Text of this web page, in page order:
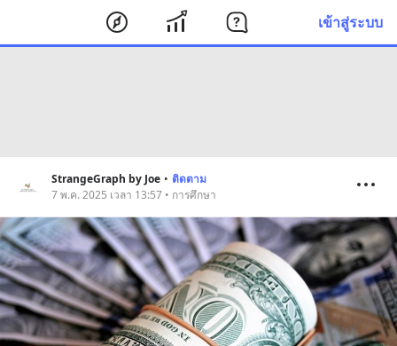
เข้าสู่ระบบ
StrangeGraph by Joe • ติดตาม
7 พ.ค. 2025 เวลา 13:57 • การศึกษา